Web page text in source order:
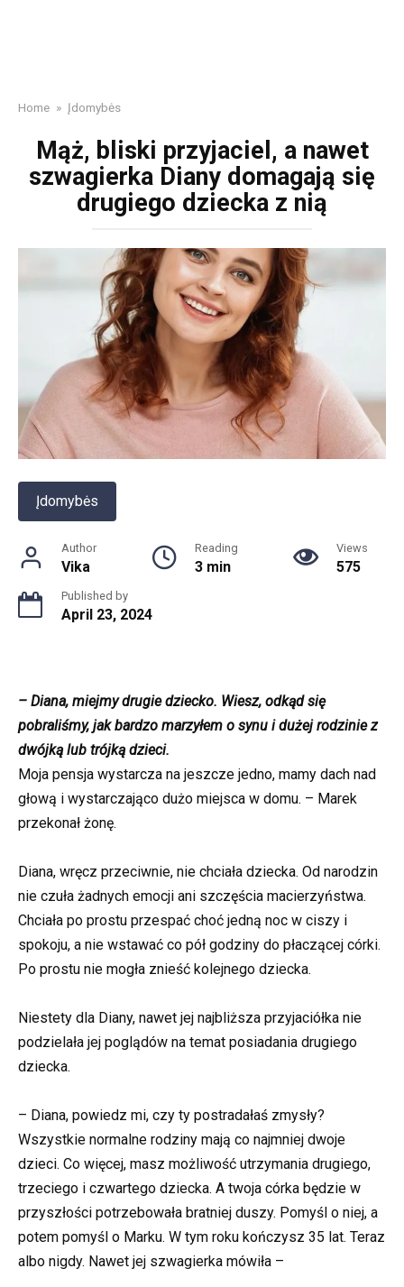
Home » Įdomybės
Mąż, bliski przyjaciel, a nawet
szwagierka Diany domagają się
drugiego dziecka z nią
Įdomybės
Author
Vika
Reading
3 min
Views
575
Published by
April 23, 2024
– Diana, miejmy drugie dziecko. Wiesz, odkąd się
pobraliśmy, jak bardzo marzyłem o synu i dużej rodzinie z
dwójką lub trójką dzieci.
Moja pensja wystarcza na jeszcze jedno, mamy dach nad
głową i wystarczająco dużo miejsca w domu. – Marek
przekonał żonę.
Diana, wręcz przeciwnie, nie chciała dziecka. Od narodzin
nie czuła żadnych emocji ani szczęścia macierzyństwa.
Chciała po prostu przespać choć jedną noc w ciszy i
spokoju, a nie wstawać co pół godziny do płaczącej córki.
Po prostu nie mogła znieść kolejnego dziecka.
Niestety dla Diany, nawet jej najbliższa przyjaciółka nie
podzielała jej poglądów na temat posiadania drugiego
dziecka.
– Diana, powiedz mi, czy ty postradałaś zmysły?
Wszystkie normalne rodziny mają co najmniej dwoje
dzieci. Co więcej, masz możliwość utrzymania drugiego,
trzeciego i czwartego dziecka. A twoja córka będzie w
przyszłości potrzebowała bratniej duszy. Pomyśl o niej, a
potem pomyśl o Marku. W tym roku kończysz 35 lat. Teraz
albo nigdy. Nawet jej szwagierka mówiła –